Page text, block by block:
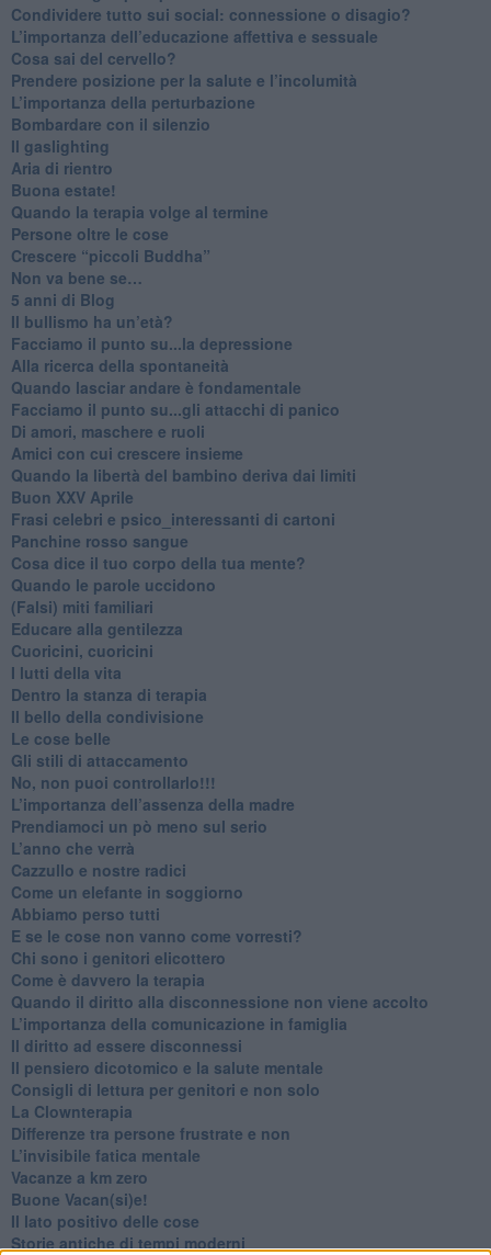
​Condividere tutto sui social: connessione o disagio?
​L’importanza dell’educazione affettiva e sessuale
​Cosa sai del cervello?
Prendere posizione per la salute e l’incolumità
L’importanza della perturbazione
​Bombardare con il silenzio
Il gaslighting
Aria di rientro
Buona estate!
​Quando la terapia volge al termine
​Persone oltre le cose
​Crescere “piccoli Buddha”
Non va bene se…
​5 anni di Blog
​Il bullismo ha un’età?
Facciamo il punto su...la depressione
​Alla ricerca della spontaneità
​Quando lasciar andare è fondamentale
Facciamo il punto su...gli attacchi di panico
Di amori, maschere e ruoli
​Amici con cui crescere insieme
​Quando la libertà del bambino deriva dai limiti
Buon XXV Aprile
​Frasi celebri e psico_interessanti di cartoni
​Panchine rosso sangue
​Cosa dice il tuo corpo della tua mente?
​Quando le parole uccidono
​(Falsi) miti familiari
​Educare alla gentilezza
​Cuoricini, cuoricini
I lutti della vita
​Dentro la stanza di terapia
​Il bello della condivisione
Le cose belle
​Gli stili di attaccamento
No, non puoi controllarlo!!!
​L’importanza dell’assenza della madre
​Prendiamoci un pò meno sul serio
​L’anno che verrà
​Cazzullo e nostre radici
​Come un elefante in soggiorno
​Abbiamo perso tutti
E se le cose non vanno come vorresti?
​Chi sono i genitori elicottero
Come è davvero la terapia
Quando il diritto alla disconnessione non viene accolto
​L’importanza della comunicazione in famiglia
​Il diritto ad essere disconnessi
​Il pensiero dicotomico e la salute mentale
​Consigli di lettura per genitori e non solo
​La Clownterapia
​Differenze tra persone frustrate e non
L’invisibile fatica mentale
Vacanze a km zero
​Buone Vacan(si)e!
​Il lato positivo delle cose
​Storie antiche di tempi moderni